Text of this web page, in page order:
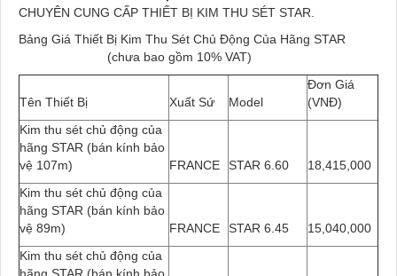
CHUYÊN CUNG CẤP THIẾT BỊ KIM THU SÉT STAR.
Bảng Giá Thiết Bị Kim Thu Sét Chủ Động Của Hãng STAR
(chưa bao gồm 10% VAT)
Tên Thiết Bị Xuất Sứ Model
Đơn Giá
(VNĐ)
Kim thu sét chủ động của
hãng STAR (bán kính bảo
vệ 107m)
FRANCE STAR 6.60
18,415,000
Kim thu sét chủ động của
hãng STAR (bán kính bảo
vệ 89m)
FRANCE STAR 6.45
15,040,000
Kim thu sét chủ động của
hãng STAR (bán kính bảo